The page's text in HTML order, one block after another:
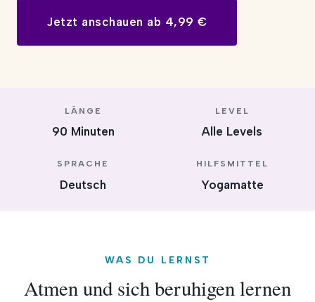
Jetzt anschauen ab 4,99 €
LÄNGE
90 Minuten
LEVEL
Alle Levels
SPRACHE
Deutsch
HILFSMITTEL
Yogamatte
WAS DU LERNST
Atmen und sich beruhigen lernen